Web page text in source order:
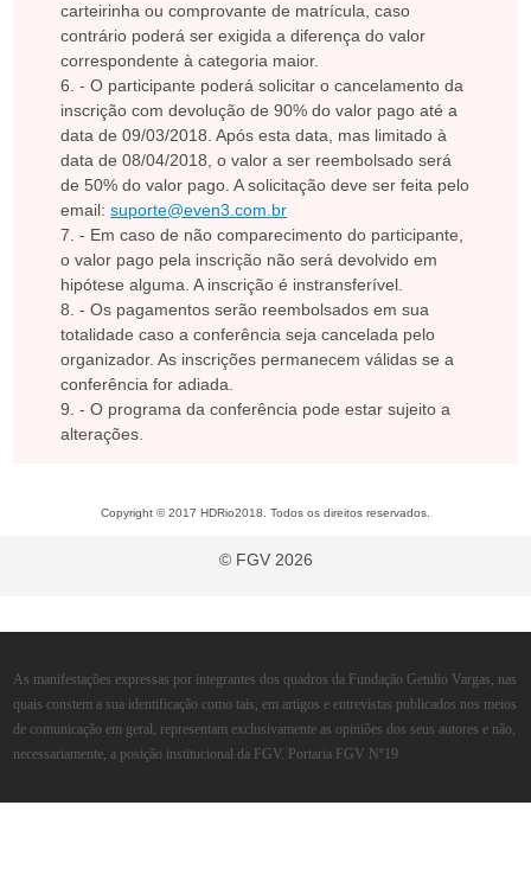
carteirinha ou comprovante de matrícula, caso
contrário poderá ser exigida a diferença do valor
correspondente à categoria maior.
- O participante poderá solicitar o cancelamento da
inscrição com devolução de 90% do valor pago até a
data de 09/03/2018. Após esta data, mas limitado à
data de 08/04/2018, o valor a ser reembolsado será
de 50% do valor pago. A solicitação deve ser feita pelo
email:suporte@even3.com.br
- Em caso de não comparecimento do participante,
o valor pago pela inscrição não será devolvido em
hipótese alguma. A inscrição é instransferível.
- Os pagamentos serão reembolsados em sua
totalidade caso a conferência seja cancelada pelo
organizador. As inscrições permanecem válidas se a
conferência for adiada.
- O programa da conferência pode estar sujeito a
alterações.
Copyright © 2017 HDRio2018. Todos os direitos reservados.
© FGV 2026
As manifestações expressas por integrantes dos quadros da Fundação Getulio Vargas, nas
quais constem a sua identificação como tais, em artigos e entrevistas publicados nos meios
de comunicação em geral, representam exclusivamente as opiniões dos seus autores e não,
necessariamente, a posição institucional da FGV. Portaria FGV Nº19